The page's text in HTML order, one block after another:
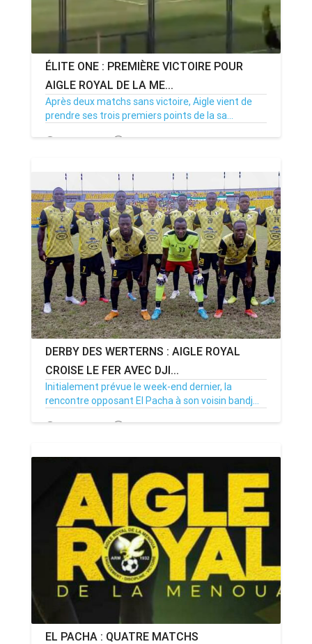
ÉLITE ONE : PREMIÈRE VICTOIRE POUR
AIGLE ROYAL DE LA ME...
Après deux matchs sans victoire, Aigle vient de
prendre ses trois premiers points de la sa...
03/11/22 Par MenouActu 0
DERBY DES WERTERNS : AIGLE ROYAL
CROISE LE FER AVEC DJI...
Initialement prévue le week-end dernier, la
rencontre opposant El Pacha à son voisin bandj...
31/10/22 Par MenouActu 0
EL PACHA : QUATRE MATCHS